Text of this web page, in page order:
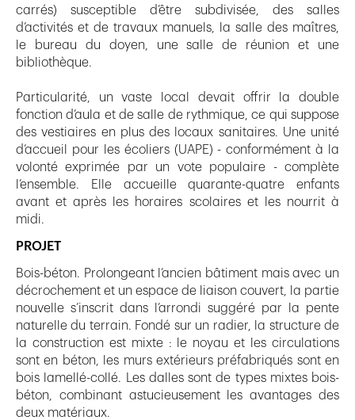
carrés) susceptible d’être subdivisée, des salles
d’activités et de travaux manuels, la salle des maîtres,
le bureau du doyen, une salle de réunion et une
bibliothèque.
Particularité, un vaste local devait offrir la double
fonction d’aula et de salle de rythmique, ce qui suppose
des vestiaires en plus des locaux sanitaires. Une unité
d’accueil pour les écoliers (UAPE) - conformément à la
volonté exprimée par un vote populaire - complète
l’ensemble. Elle accueille quarante-quatre enfants
avant et après les horaires scolaires et les nourrit à
midi.
PROJET
Bois-béton. Prolongeant l’ancien bâtiment mais avec un
décrochement et un espace de liaison couvert, la partie
nouvelle s’inscrit dans l’arrondi suggéré par la pente
naturelle du terrain. Fondé sur un radier, la structure de
la construction est mixte : le noyau et les circulations
sont en béton, les murs extérieurs préfabriqués sont en
bois lamellé-collé. Les dalles sont de types mixtes bois-
béton, combinant astucieusement les avantages des
deux matériaux.